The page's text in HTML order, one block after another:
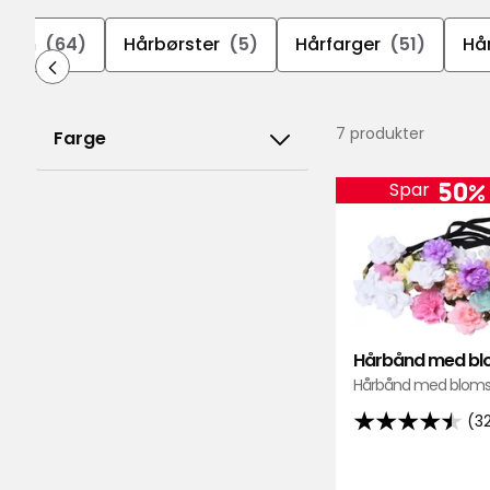
(64) Hårbørster (5) Hårfarger (51)
Farge 7 produkter
Hårbånd med
Hårbånd med
4.5
Spar 50%